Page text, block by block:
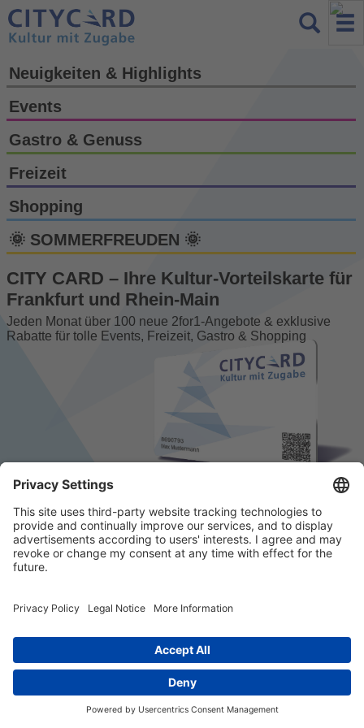
Neuigkeiten & Highlights
Events
Gastro & Genuss
Freizeit
Shopping
🌞 SOMMERFREUDEN 🌞
CITY CARD – Ihre Kultur-Vorteils­karte für
Frankfurt und Rhein-Main
Jeden Monat über 100 neue 2for1-Angebote & exklusive
Rabatte für tolle Events, Freizeit, Gastro & Shopping